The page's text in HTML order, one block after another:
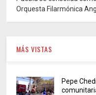
Orquesta Filarmónica
MÁS VISTAS
Pepe